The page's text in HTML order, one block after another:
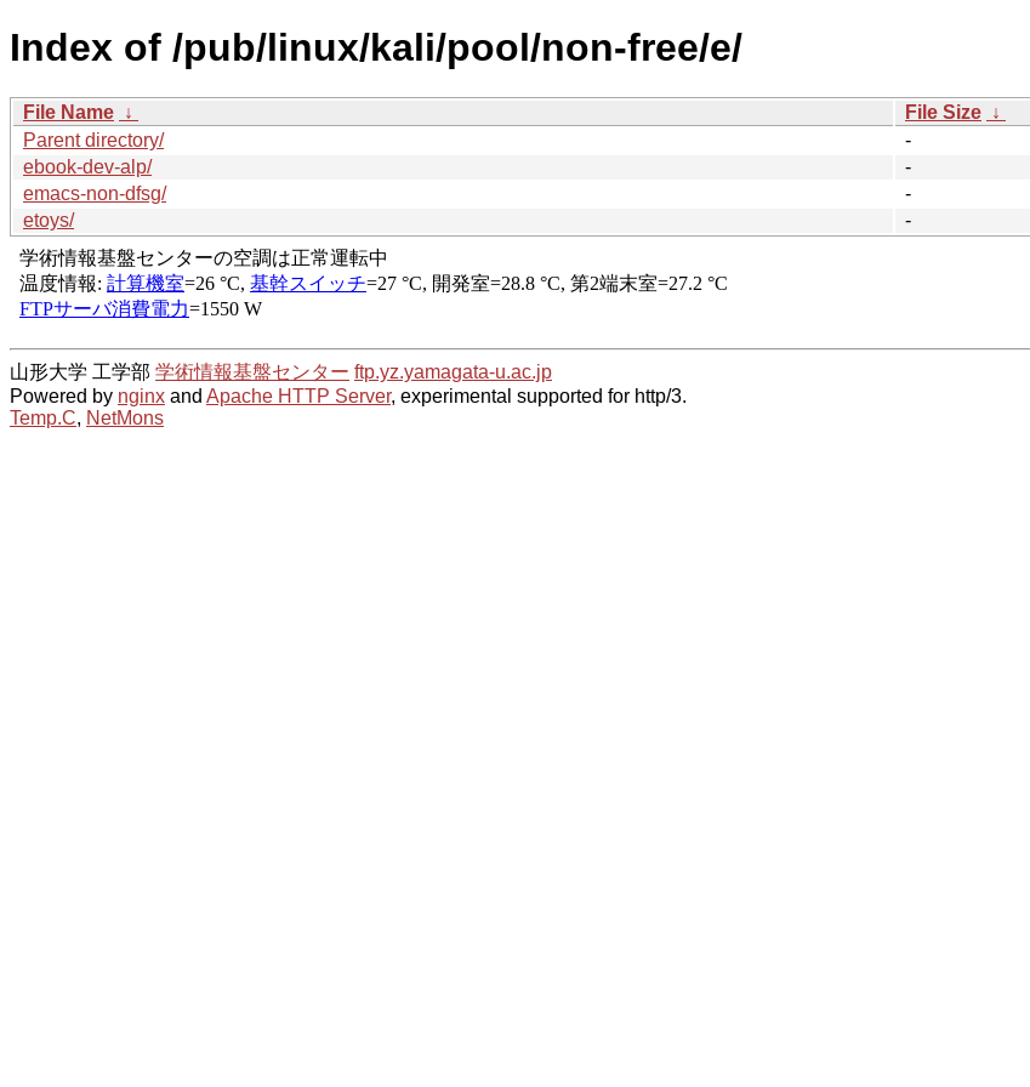
Index of /pub/linux/kali/pool/non-free/e/
File Name ↓ File Size ↓
Parent directory/
-
ebook-dev-alp/
-
emacs-non-dfsg/
-
etoys/
-
山形大学 工学部 学術情報基盤センター ftp.yz.yamagata-u.ac.jp
Powered by nginx and Apache HTTP Server, experimental supported for http/3.
Temp.C, NetMons